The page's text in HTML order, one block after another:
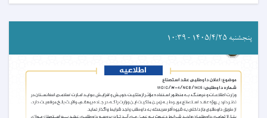
پنجشنبه ۱۴۰۵/۴/۲۵ - ۱۰:۳۹